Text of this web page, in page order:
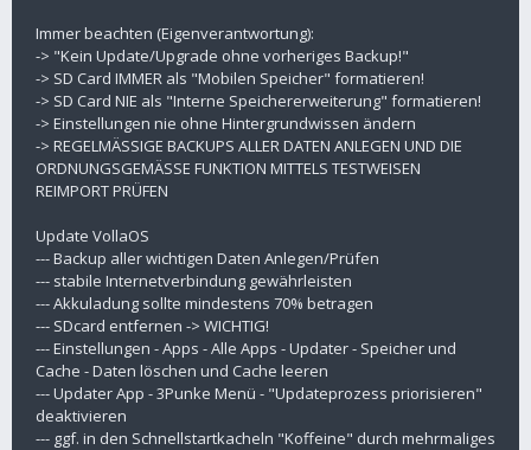
Immer beachten (Eigenverantwortung):
-> "Kein Update/Upgrade ohne vorheriges Backup!"
-> SD Card IMMER als "Mobilen Speicher" formatieren!
-> SD Card NIE als "Interne Speichererweiterung" formatieren!
-> Einstellungen nie ohne Hintergrundwissen ändern
-> REGELMÄSSIGE BACKUPS ALLER DATEN ANLEGEN UND DIE
ORDNUNGSGEMÄSSE FUNKTION MITTELS TESTWEISEN
REIMPORT PRÜFEN
Update VollaOS
--- Backup aller wichtigen Daten Anlegen/Prüfen
--- stabile Internetverbindung gewährleisten
--- Akkuladung sollte mindestens 70% betragen
--- SDcard entfernen -> WICHTIG!
--- Einstellungen - Apps - Alle Apps - Updater - Speicher und
Cache - Daten löschen und Cache leeren
--- Updater App - 3Punke Menü - "Updateprozess priorisieren"
deaktivieren
--- ggf. in den Schnellstartkacheln "Koffeine" durch mehrmaliges